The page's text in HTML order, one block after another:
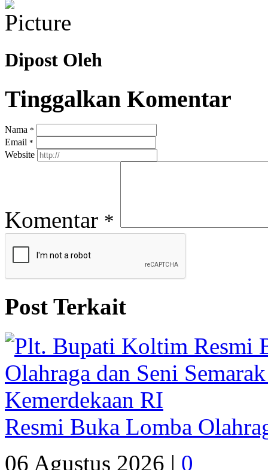
Dipost Oleh
Tinggalkan Komentar
Nama *
Email *
Website
Komentar *
Post Terkait
Resmi Buka Lomba
06 Agustus 2026 | 0